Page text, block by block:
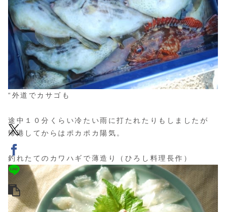
“外道でカサゴも
途中１０分くらい冷たい雨に打たれたりもしましたが
帰港してからはポカポカ陽気。
釣れたてのカワハギで薄造り（ひろし料理長作）